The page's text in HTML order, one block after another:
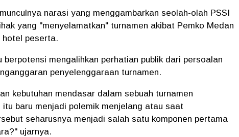
narasi yang menggambarkan seolah-olah PSSI
yang "menyelamatkan" turnamen akibat Pemko Medan
hotel peserta.
mengalihkan perhatian publik dari persoalan
penyelenggaraan turnamen.
kebutuhan mendasar dalam sebuah turnamen
baru menjadi polemik menjelang atau saat
seharusnya menjadi salah satu komponen pertama
ujarnya.